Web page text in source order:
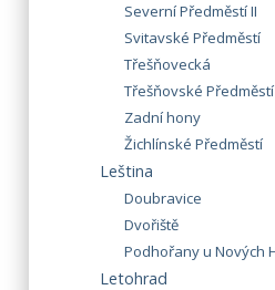
Severní Předměstí II
Svitavské Předměstí
Třešňovecká
Třešňovské Předměstí
Zadní hony
Žichlínské Předměstí
Leština
Doubravice
Dvořiště
Podhořany u Nových
Letohrad